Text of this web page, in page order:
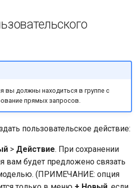
вы должны находиться в группе с
прямых запросов.
пользовательское действие:
> Действие. При сохранении
вам будет предложено связать
моделью. (ПРИМЕЧАНИЕ: опция